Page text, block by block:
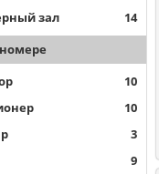
зал
14
10
10
3
9